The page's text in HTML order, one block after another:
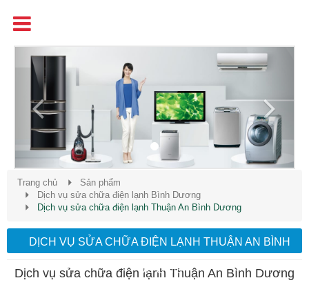
Previous
Trang chủ
Sản phẩm
Dịch vụ sửa chữa điện lạnh Bình Dương
Dịch vụ sửa chữa điện lạnh Thuận An Bình Dương
DỊCH VỤ SỬA CHỮA ĐIỆN LẠNH THUẬN AN BÌNH
DƯƠNG
Dịch vụ sửa chữa điện lạnh Thuận An Bình Dương